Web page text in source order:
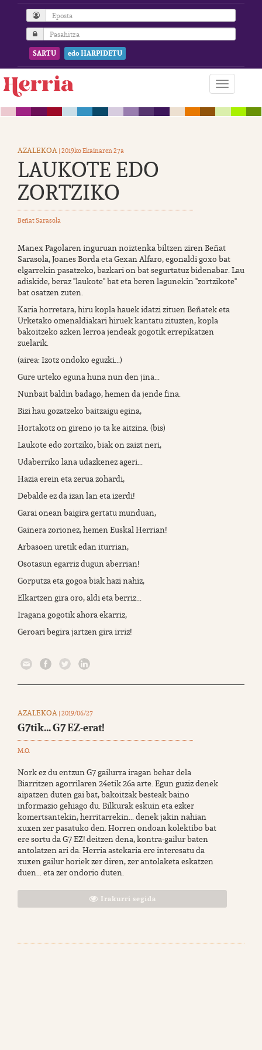
SARTU edo HARPIDETU
AZALEKOA | 2019ko Ekainaren 27a
LAUKOTE EDO
ZORTZIKO
Beñat Sarasola
Manex Pagolaren inguruan noiztenka biltzen ziren Beñat
Sarasola, Joanes Borda eta Gexan Alfaro, egonaldi goxo bat
elgarrekin pasatzeko, bazkari on bat segurtatuz bidenabar. Lau
adiskide, beraz "laukote" bat eta beren lagunekin "zortzikote"
bat osatzen zuten.
Karia horretara, hiru kopla hauek idatzi zituen Beñatek eta
Urketako omenaldiakari hiruek kantatu zituzten, kopla
bakoitzeko azken lerroa jendeak gogotik errepikatzen
zuelarik.
(airea: Izotz ondoko eguzki...)
Gure urteko eguna huna nun den jina...
Nunbait baldin badago, hemen da jende fina.
Bizi hau gozatzeko baitzaigu egina,
Hortakotz on gireno jo ta ke aitzina. (bis)
Laukote edo zortziko, biak on zaizt neri,
Udaberriko lana udazkenez ageri...
Hazia erein eta zerua zohardi,
Debalde ez da izan lan eta izerdi!
Garai onean baigira gertatu munduan,
Gainera zorionez, hemen Euskal Herrian!
Arbasoen uretik edan iturrian,
Osotasun egarriz dugun aberrian!
Gorputza eta gogoa biak hazi nahiz,
Elkartzen gira oro, aldi eta berriz...
Iragana gogotik ahora ekarriz,
Geroari begira jartzen gira irriz!
AZALEKOA | 2019/06/27
G7tik... G7 EZ-erat!
M.O.
Nork ez du entzun G7 gailurra iragan behar dela
Biarritzen agorrilaren 24etik 26a arte. Egun guziz denek
aipatzen duten gai bat, bakoitzak besteak baino
informazio gehiago du. Bilkurak eskuin eta ezker
komertsantekin, herritarrekin... denek jakin nahian
xuxen zer pasatuko den. Horren ondoan kolektibo bat
ere sortu da G7 EZ! deitzen dena, kontra-gailur baten
antolatzen ari da. Herria astekaria ere interesatu da
xuxen gailur horiek zer diren, zer antolaketa eskatzen
duen... eta zer ondorio duten.
Irakurri segida